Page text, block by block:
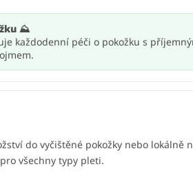
⛰️
každodenní péči o pokožku s
do vyčištěné pokožky nebo lokálně
všechny typy pleti.